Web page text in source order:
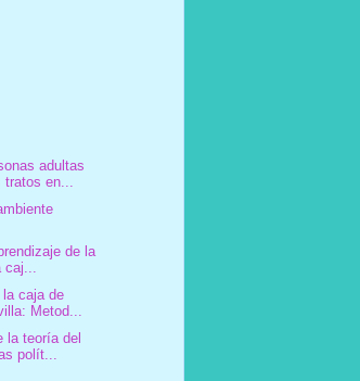
adultas
en...
de la
caj...
la caja de
Metod...
la teoría del
polít...